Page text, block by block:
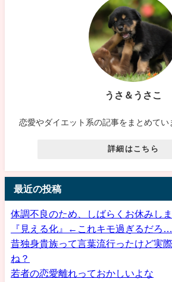
うさ＆うさこ
恋愛やダイエット系の記事をまとめてい
詳細はこちら
最近の投稿
体調不良のため、しばらくお休みしま
『見える化』←これキモ過ぎるだろ…
昔独身貴族って言葉流行ったけど実
ね？
若者の恋愛離れっておかしいよな